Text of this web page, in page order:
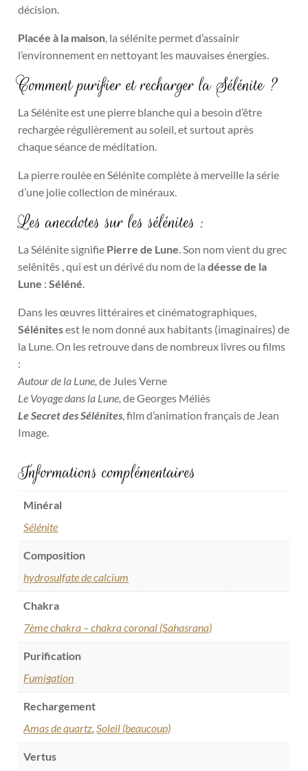
décision.
Placée à la maison, la sélénite permet d’assainir
l’environnement en nettoyant les mauvaises énergies.
Comment purifier et recharger la Sélénite ?
La Sélénite est une pierre blanche qui a besoin d’être
rechargée régulièrement au soleil, et surtout après
chaque séance de méditation.
La pierre roulée en Sélénite complète à merveille la série
d’une jolie collection de minéraux.
Les anecdotes sur les sélénites :
La Sélénite signifie Pierre de Lune. Son nom vient du grec
selênitês , qui est un dérivé du nom de ladéesse de la
Lune : Séléné.
Dans lesœuvres littéraires et cinématographiques,
Sélénitesest le nom donné aux habitants (imaginaires) de
la Lune.On les retrouve dans de nombreux livres ou films
:
Autour de la Lune, de Jules Verne
Le Voyage dans la Lune, de Georges Méliès
Le Secret des Sélénites, film d’animation français de Jean
Image.
Informations complémentaires
Minéral
Sélénite
Composition
hydrosulfate de calcium
Chakra
7ème chakra – chakra coronal (Sahasrana)
Purification
Fumigation
Rechargement
Amas de quartz,Soleil (beaucoup)
Vertus